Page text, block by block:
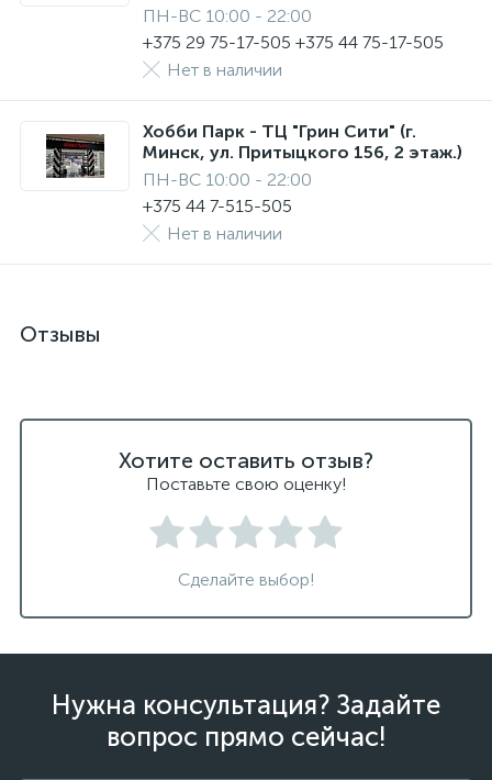
ПН-ВС 10:00 - 22:00
+375 29 75-17-505 +375 44 75-17-505
Нет в наличии
Хобби Парк - ТЦ "Грин Сити" (г.
Минск, ул. Притыцкого 156, 2 этаж.)
ПН-ВС 10:00 - 22:00
+375 44 7-515-505
Нет в наличии
Отзывы
Хотите оставить отзыв?
Поставьте свою оценку!
Сделайте выбор!
Нужна консультация? Задайте
вопрос прямо сейчас!